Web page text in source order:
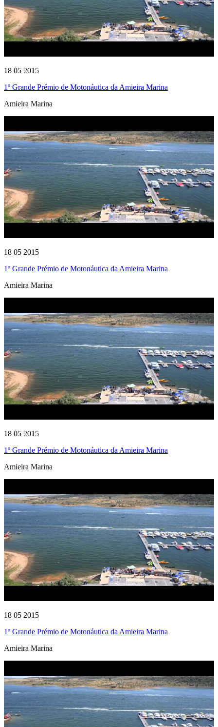
18 05 2015
1º Grande Prémio de Motonáutica da Amieira Marina
Amieira Marina
18 05 2015
1º Grande Prémio de Motonáutica da Amieira Marina
Amieira Marina
18 05 2015
1º Grande Prémio de Motonáutica da Amieira Marina
Amieira Marina
18 05 2015
1º Grande Prémio de Motonáutica da Amieira Marina
Amieira Marina